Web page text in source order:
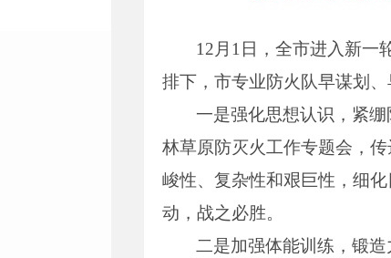
12月1日，全市进入新一
排下，市专业防火队早谋划
一是强化思想认识，紧
林草原防灭火工作专题会，
峻性、复杂性和艰巨性，细
动，战之必胜。
二是加强体能训练，锻